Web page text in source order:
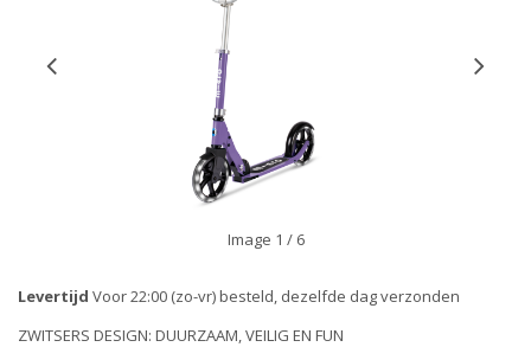
Image 1 / 6
Levertijd Voor 22:00 (zo-vr) besteld, dezelfde dag verzonden
ZWITSERS DESIGN: DUURZAAM, VEILIG EN FUN